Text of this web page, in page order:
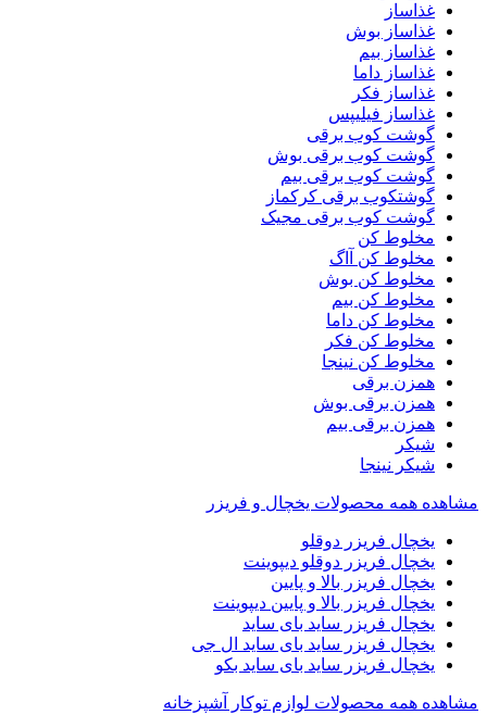
غذاساز
غذاساز بوش
غذاساز بیم
غذاساز داما
غذاساز فکر
غذاساز فیلیپس
گوشت کوب برقی
گوشت کوب برقی بوش
گوشت کوب برقی بیم
گوشتکوب برقی کرکماز
گوشت کوب برقی مجیک
مخلوط کن
مخلوط کن آاگ
مخلوط کن بوش
مخلوط کن بیم
مخلوط کن داما
مخلوط کن فکر
مخلوط کن نینجا
همزن برقی
همزن برقی بوش
همزن برقی بیم
شیکر
شیکر نینجا
مشاهده همه محصولات یخچال و فریزر
یخچال فریزر دوقلو
یخچال فریزر دوقلو دیپوینت
یخچال فریزر بالا و پایین
یخچال فریزر بالا و پایین دیپوینت
یخچال فریزر ساید بای ساید
یخچال فریزر ساید بای ساید ال جی
یخچال فریزر ساید بای ساید بکو
مشاهده همه محصولات لوازم توکار آشپزخانه